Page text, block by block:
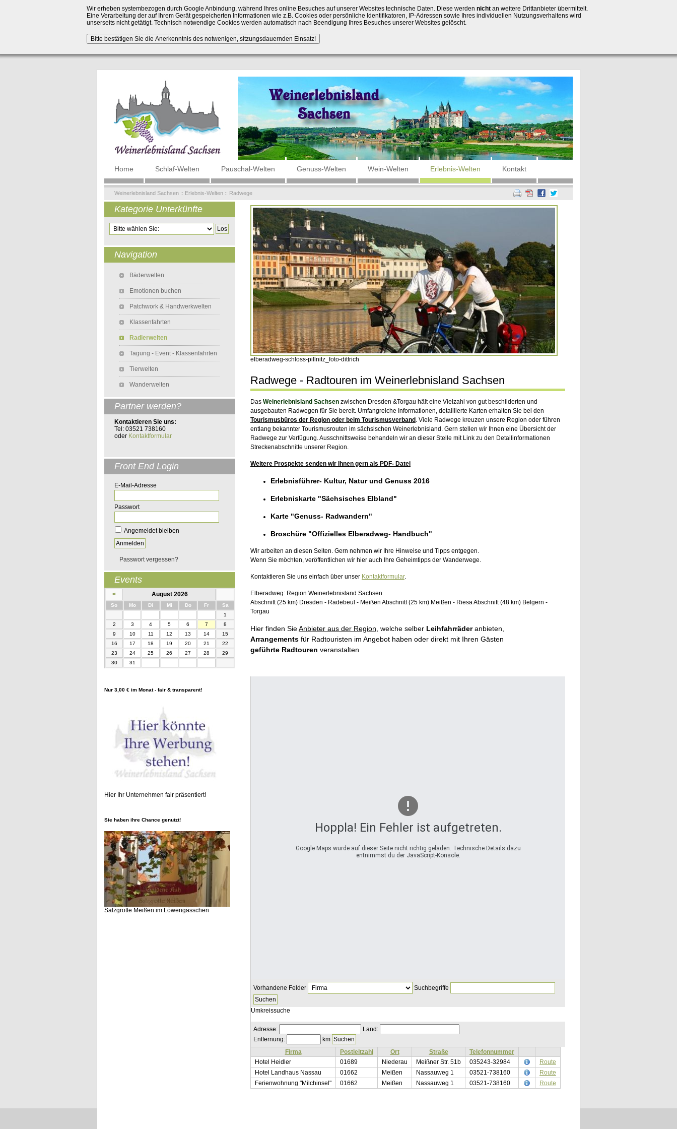
Wir erheben systembezogen durch Google Anbindung, während Ihres online Besuches auf unserer Websites technische Daten. Diese werden nicht an weitere Drittanbieter übermittelt.
Eine Verarbeitung der auf Ihrem Gerät gespeicherten Informationen wie z.B. Cookies oder persönliche Identifikatoren, IP-Adressen sowie Ihres individuellen Nutzungsverhaltens wird
unserseits nicht getätigt. Technisch notwendige Cookies werden automatisch nach Beendigung Ihres Besuches unserer Websites gelöscht.
Navigation
Home Schlaf-Welten Pauschal-Welten Genuss-Welten Wein-Welten Erlebnis-Welten Kontakt
Weinerlebnisland Sachsen :: Erlebnis-Welten :: Radwege
elberadweg-schloss-pillnitz_foto-dittrich
Radwege - Radtouren im Weinerlebnisland Sachsen
Das Weinerlebnisland Sachsen zwischen Dresden &Torgau hält eine Vielzahl von gut beschilderten und
ausgebauten Radwegen für Sie bereit. Umfangreiche Informationen, detaillierte Karten erhalten Sie bei den
Tourismusbüros der Region oder beim Tourismusverband . Viele Radwege kreuzen unsere Region oder führen
entlang bekannter Tourismusrouten im sächsischen Weinerlebnisland. Gern stellen wir Ihnen eine Übersicht der
Radwege zur Verfügung. Ausschnittsweise behandeln wir an dieser Stelle mit Link zu den Detailinformationen
Streckenabschnitte unserer Region.
Weitere Prospekte senden wir Ihnen gern als PDF- Datei
Erlebnisführer- Kultur, Natur und Genuss 2016
Erlebniskarte "Sächsisches Elbland"
Karte "Genuss- Radwandern"
Broschüre "Offizielles Elberadweg- Handbuch"
Wir arbeiten an diesen Seiten. Gern nehmen wir Ihre Hinweise und Tipps entgegen.
Wenn Sie möchten, veröffentlichen wir hier auch Ihre Geheimtipps der Wanderwege.
Kontaktieren Sie uns einfach über unser Kontaktformular.
Elberadweg: Region Weinerlebnisland Sachsen
Abschnitt (25 km) Dresden - Radebeul - Meißen Abschnitt (25 km) Meißen - Riesa Abschnitt (48 km) Belgern -
Torgau
Hier finden SieAnbieter aus der Region , welche selber Leihfahrräderanbieten,
Arrangements für Radtouristen im Angebot haben oder direkt mit Ihren Gästen
geführte Radtouren veranstalten
Hoppla! Ein Fehler ist aufgetreten.
Google Maps wurde auf dieser Seite nicht richtig geladen. Technische Details dazu
entnimmst du der JavaScript-Konsole.
Vorhandene Felder Suchbegriffe
Umkreissuche
Adresse:
Land:
Entfernung:
km
Firma
Postleitzahl Ort Straße
Telefonnummer
Hotel Heidler
01689 Niederau Meißner Str. 51b 035243-32984
Route
Hotel Landhaus Nassau
01662 Meißen Nassauweg 1 03521-738160
Route
Ferienwohnung "Milchinsel"
01662 Meißen Nassauweg 1 03521-738160 Route
Kategorie Unterkünfte
Zielseite
Navigation
Bäderwelten
Emotionen buchen
Patchwork & Handwerkwelten
Klassenfahrten
Radlerwelten
Tagung - Event - Klassenfahrten
Tierwelten
Wanderwelten
Partner werden?
Kontaktieren Sie uns:
Tel: 03521 738160
oder Kontaktformular
Front End Login
E-Mail-Adresse
Passwort
Angemeldet bleiben
Passwort vergessen?
Events
< August 2026
SonntagMontag Di enstagMittwochDonnerstag
Freitag Samstag
1
2
3 4 5 6 7
8
9
10 11 12 13 14
15
16
17 18 19 20 21
22
23
24 25 26 27 28
29
30
31
Nur 3,00 € im Monat - fair & transparent!
Hier Ihr Unternehmen fair präsentiert!
Sie haben ihre Chance genutzt!
Salzgrotte Meißen im Löwengässchen